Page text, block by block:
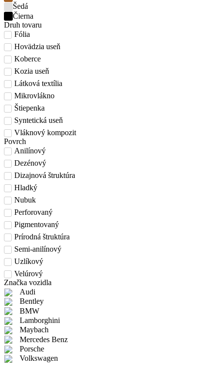
Šedá
Čierna
Druh tovaru
Fólia
Hovädzia useň
Koberce
Kozia useň
Látková textília
Mikrovlákno
Štiepenka
Syntetická useň
Vláknový kompozit
Povrch
Anilínový
Dezénový
Dizajnová štruktúra
Hladký
Nubuk
Perforovaný
Pigmentovaný
Prírodná štruktúra
Semi-anilínový
Uzlíkový
Velúrový
Značka vozidla
Audi
Bentley
BMW
Lamborghini
Maybach
Mercedes Benz
Porsche
Volkswagen